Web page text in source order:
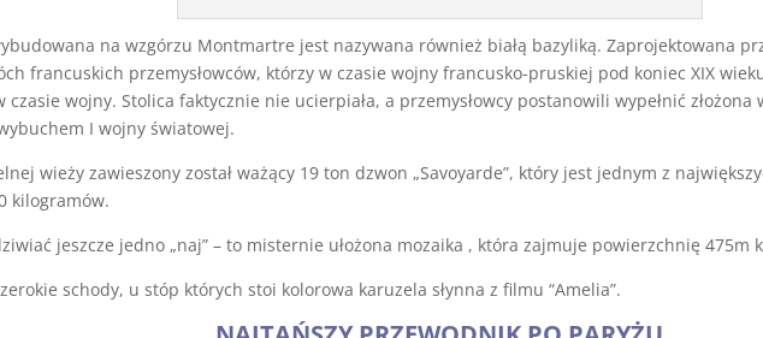
na wzgórzu Montmartre jest nazywana również białą bazyliką. Zaprojektowana
francuskich przemysłowców, którzy w czasie wojny francusko-pruskiej pod koniec XIX
wojny. Stolica faktycznie nie ucierpiała, a przemysłowcy postanowili wypełnić
I wojny światowej.
wieży zawieszony został ważący 19 ton dzwon „Savoyarde”, który jest jednym z
kilogramów.
jeszcze jedno „naj” – to misternie ułożona mozaika , która zajmuje powierzchnię 475m
schody, u stóp których stoi kolorowa karuzela słynna z filmu “Amelia”.